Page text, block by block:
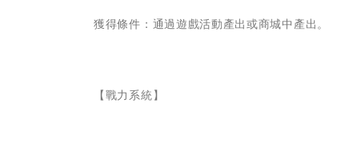
獲得條件：通過遊戲活動產出或商城中產出。
【戰力系統】